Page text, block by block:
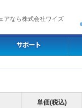
アなら株式会社ワイズ
単価(税込)